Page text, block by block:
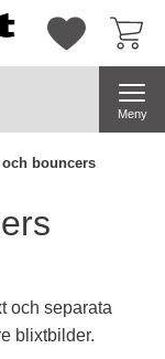
Mina
Meny
bouncers
och separata
blixtbilder.